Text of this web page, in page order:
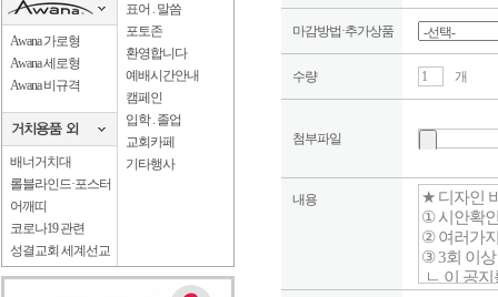
Awana 가로형
Awana 세로형
Awana 비규격
배너거치대
롤블라인드·포스터
어깨띠
코로나19 관련
성결교회 세계선교
표어 . 말씀
포토존
환영합니다
예배시간안내
캠페인
입학 . 졸업
교회카페
기타행사
마감방법·추가상품
수량 개
첨부파일
내용